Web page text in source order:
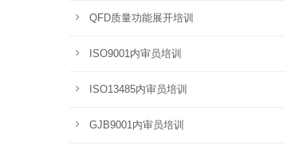
QFD质量功能展开培训
ISO9001内审员培训
ISO13485内审员培训
GJB9001内审员培训